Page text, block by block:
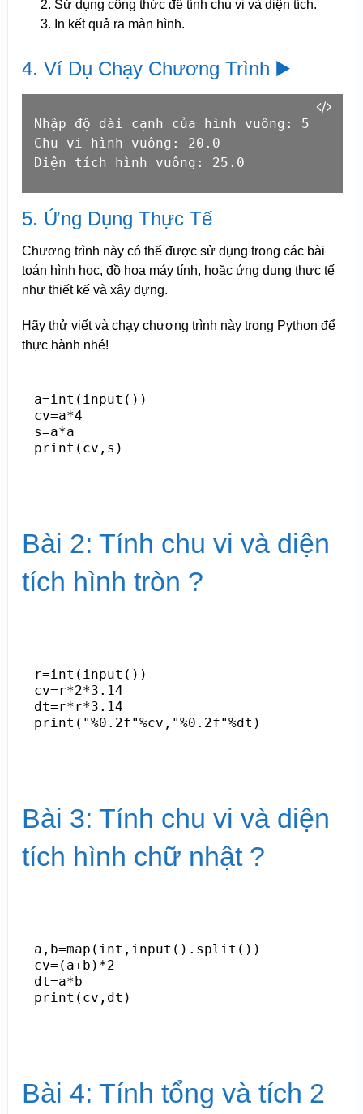
Sử dụng công thức để tính chu vi và diện tích.
In kết quả ra màn hình.
4. Ví Dụ Chạy Chương Trình ▶️
Nhập độ dài cạnh của hình vuông: 5
Chu vi hình vuông: 20.0
Diện tích hình vuông: 25.0
5. Ứng Dụng Thực Tế
Chương trình này có thể được sử dụng trong các bài
toán hình học, đồ họa máy tính, hoặc ứng dụng thực tế
như thiết kế và xây dựng.
Hãy thử viết và chạy chương trình này trong Python để
thực hành nhé!
a=int(input())
cv=a*4
s=a*a
Bài 2: Tính chu vi và diện
tích hình tròn ?
r=int(input())
cv=r*2*3.14
dt=r*r*3.14
Bài 3: Tính chu vi và diện
tích hình chữ nhật ?
a,b=map(int,input().split())
cv=(a+b)*2
dt=a*b
Bài 4: Tính tổng và tích 2